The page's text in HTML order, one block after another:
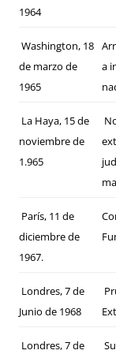
1964
Washington, 18
de marzo de
1965
a
La Haya, 15 de
noviembre de
1.965
París, 11 de
diciembre de
1967.
Londres, 7 de
Junio de 1968
Londres, 7 de